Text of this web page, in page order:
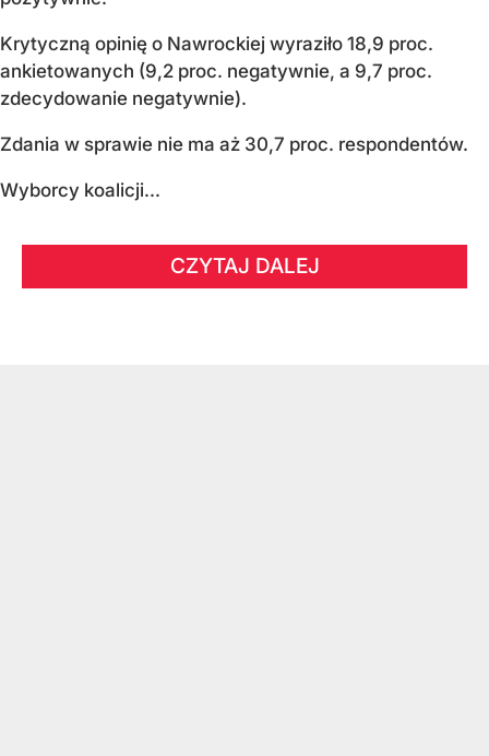
Krytyczną opinię o Nawrockiej wyraziło 18,9 proc.
ankietowanych (9,2 proc. negatywnie, a 9,7 proc.
zdecydowanie negatywnie).
Zdania w sprawie nie ma aż 30,7 proc. respondentów.
Wyborcy koalicji...
CZYTAJ DALEJ